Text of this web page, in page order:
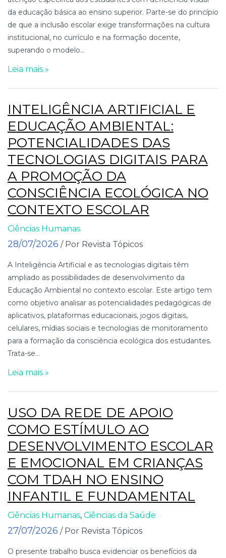
da educação básica ao ensino superior. Parte-se do princípio
de que a inclusão escolar exige transformações na cultura
institucional, no currículo e na formação docente,
superando o modelo...
Leia mais »
INTELIGÊNCIA ARTIFICIAL E
EDUCAÇÃO AMBIENTAL:
POTENCIALIDADES DAS
TECNOLOGIAS DIGITAIS PARA
A PROMOÇÃO DA
CONSCIÊNCIA ECOLÓGICA NO
CONTEXTO ESCOLAR
Ciências Humanas
28/07/2026 / Por Revista Tópicos
A Inteligência Artificial e as tecnologias digitais têm
ampliado as possibilidades de desenvolvimento da
Educação Ambiental no contexto escolar. Este artigo tem
como objetivo analisar as potencialidades pedagógicas de
aplicativos, plataformas educacionais, jogos digitais,
celulares, mídias sociais e tecnologias de monitoramento
para a formação da consciência ecológica dos estudantes.
Trata-se...
Leia mais »
USO DA REDE DE APOIO
COMO ESTÍMULO AO
DESENVOLVIMENTO ESCOLAR
E EMOCIONAL EM CRIANÇAS
COM TDAH NO ENSINO
INFANTIL E FUNDAMENTAL
Ciências Humanas, Ciências da Saúde
27/07/2026 / Por Revista Tópicos
O presente trabalho busca evidenciar os benefícios da